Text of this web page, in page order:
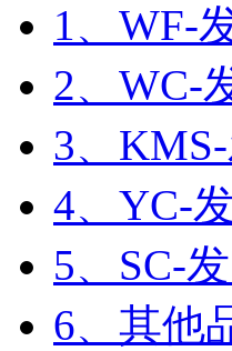
1、WF-
2、WC-
3、
4、YC-
5、SC-
6、其他